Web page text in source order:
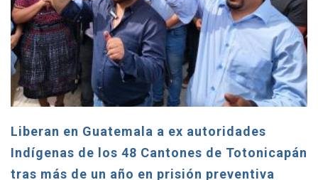
Liberan en Guatemala a ex autoridades
Indígenas de los 48 Cantones de Totonicapán
tras más de un año en prisión preventiva